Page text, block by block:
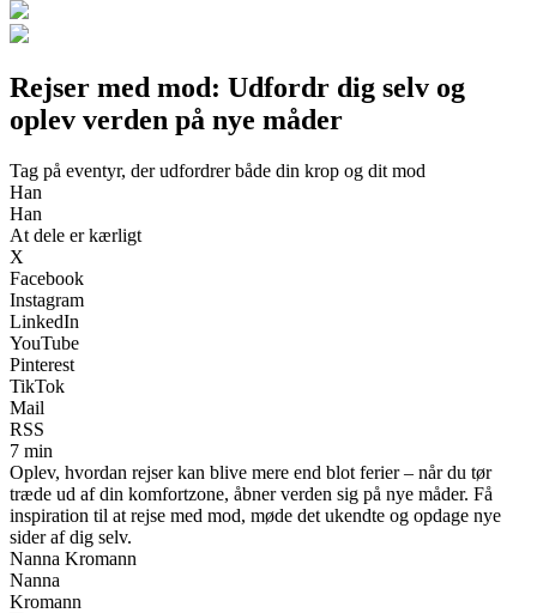
Rejser med mod: Udfordr dig selv og
oplev verden på nye måder
Tag på eventyr, der udfordrer både din krop og dit mod
Han
Han
At dele er kærligt
X
Facebook
Instagram
LinkedIn
YouTube
Pinterest
TikTok
Mail
RSS
7 min
Oplev, hvordan rejser kan blive mere end blot ferier – når du tør
træde ud af din komfortzone, åbner verden sig på nye måder. Få
inspiration til at rejse med mod, møde det ukendte og opdage nye
sider af dig selv.
Nanna Kromann
Nanna
Kromann